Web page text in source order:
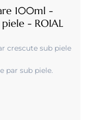
100ml -
- ROIAL
crescute sub piele
par sub piele.